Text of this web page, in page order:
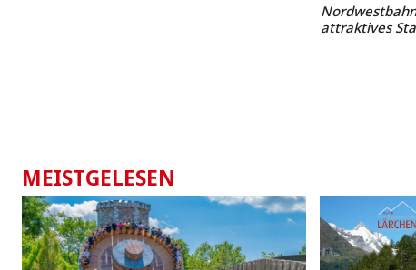
attraktives
MEISTGELESEN